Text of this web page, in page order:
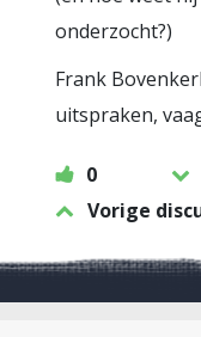
onderzocht?)
Frank
uitspraken,
0
Vorige